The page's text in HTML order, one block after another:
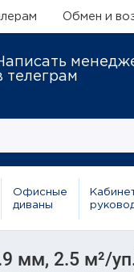
Обмен и
телеграм
Офисные
диваны
мм, 2.5 м²/